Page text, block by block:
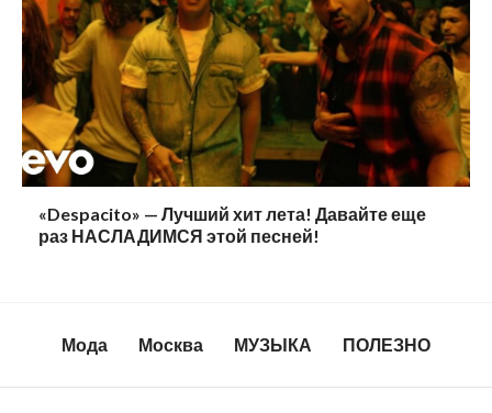
«Despacito» — Лучший хит лета! Давайте еще
раз НАСЛАДИМСЯ этой песней!
Мода Москва МУЗЫКА ПОЛЕЗНО